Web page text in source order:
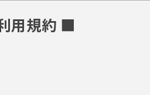
用規約 ■